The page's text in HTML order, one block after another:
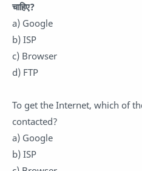
चाहिए?
a) Google
b) ISP
c) Browser
d) FTP
To get the Internet, which of
contacted?
a) Google
b) ISP